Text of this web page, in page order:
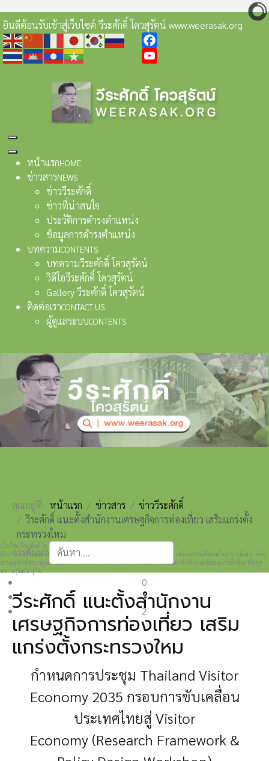
ยินดีต้อนรับเข้าสู่เว็บไซต์ วีระศักดิ์ โควสุรัตน์ www.weerasak.org
Facebook
หน้าแรกHOME
ข่าวสารNEWS
ข่าววีระศักดิ์
ข่าวที่น่าสนใจ
ประวัติการดำรงตำแหน่ง
ข้อมูลการดำรงตำแหน่ง
บทความCONTENTS
บทความวีระศักดิ์ โควสุรัตน์
วิดีโอวีระศักดิ์ โควสุรัตน์
Gallery วีระศักดิ์ โควสุรัตน์
ติดต่อเราCONTACT US
ผู้ดูแลระบบCONTENTS
เว็บไซต์วีระศักดิ์ โควสุรัตน์ www.weerasak.org
มีความมุ่งมั่นเเละตั้งใจในการเผยแพร่เรื่องราวความรู้ความเข้าใจในการสร้างสรรค์สังคมด้วย การพัฒนาด้าน
เศรษฐกิจสังคมกฎหมายและการปกครอง เพื่อให้เกิดการพัฒนาที่เป็นมิตรกับสิ่งแวดล้อมอย่างยั่งยืนเพื่อลูก
หลานรุ่นต่อ ๆ ไป
0
1
2
คุณอยู่ที่: หน้าแรก ข่าวสาร
ข่าววีระศักดิ์
วีระศักดิ์ แนะตั้งสำนักงานเศรษฐกิจการท่องเที่ยว เสริมแกร่งตั้ง
กระทรวงใหม
การค้นหา
Type 2 or more characters for results.
วีระศักดิ์ แนะตั้งสำนักงาน
เศรษฐกิจการท่องเที่ยว เสริม
แกร่งตั้งกระทรวงใหม
กำหนดการประชุม Thailand Visitor
Economy 2035 กรอบการขับเคลื่อน
ประเทศไทยสู่ Visitor
Economy (Research Framework &